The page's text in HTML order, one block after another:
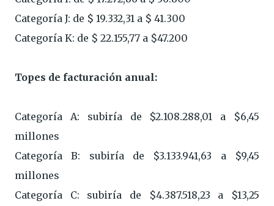
Categoría J: de $ 19.332,31 a $ 41.300
Categoría K: de $ 22.155,77 a $47.200
Topes de facturación anual:
Categoría A: subiría de $2.108.288,01 a $6,45
millones
Categoría B: subiría de $3.133.941,63 a $9,45
millones
Categoría C: subiría de $4.387.518,23 a $13,25